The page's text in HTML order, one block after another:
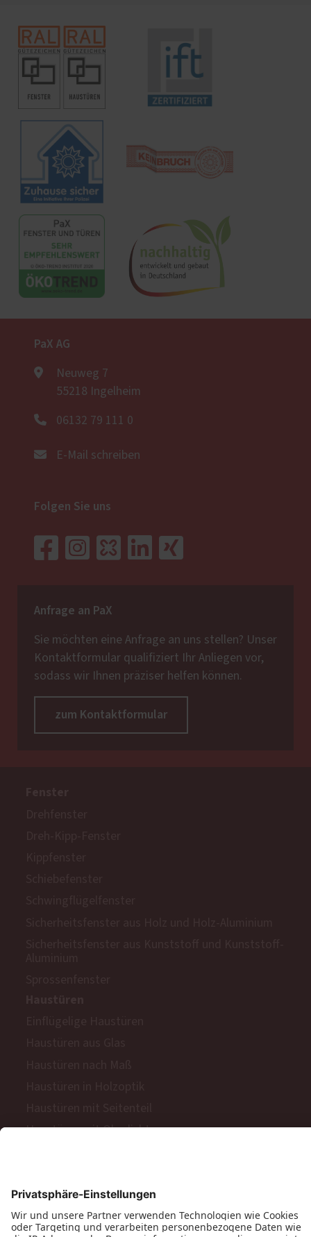
PaX AG
Neuweg 7
55218 Ingelheim
06132 79 111 0
E-Mail schreiben
Folgen Sie uns
Anfrage an PaX
Sie möchten eine Anfrage an uns stellen? Unser
Kontaktformular qualifiziert Ihr Anliegen vor,
sodass wir Ihnen präziser helfen können.
zum Kontaktformular
Haustüren mit Oberlicht
Sicherheitstüren aus Holz
Komfort für Haustüren